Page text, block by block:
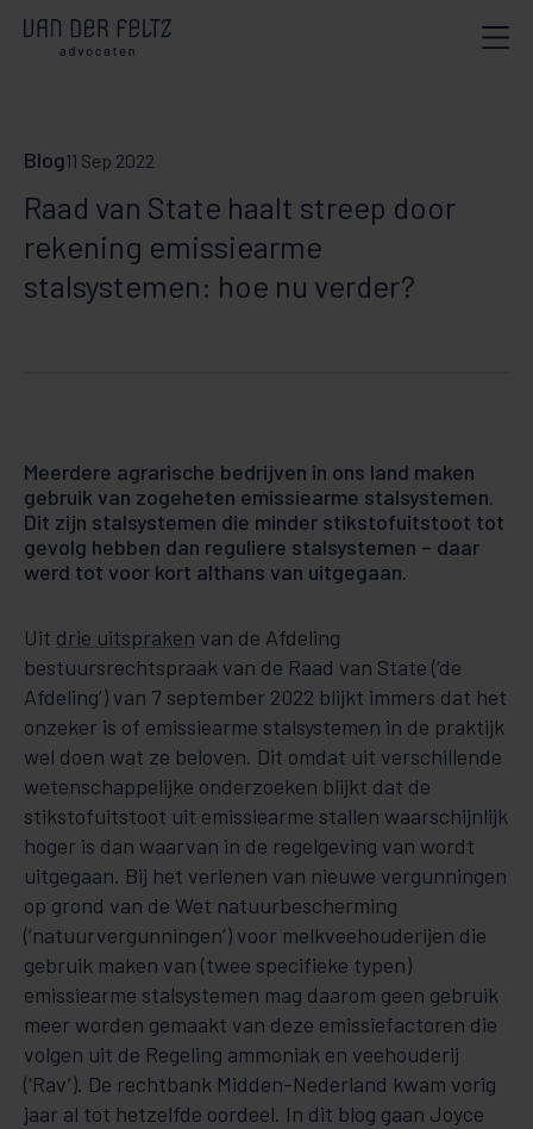
Blog11 Sep 2022
Raad van State haalt streep door
rekening emissiearme
stalsystemen: hoe nu verder?
Meerdere agrarische bedrijven in ons land maken
gebruik van zogeheten emissiearme stalsystemen.
Dit zijn stalsystemen die minder stikstofuitstoot tot
gevolg hebben dan reguliere stalsystemen – daar
werd tot voor kort althans van uitgegaan.
Uit drie uitspraken van de Afdeling
bestuursrechtspraak van de Raad van State (‘de
Afdeling’) van 7 september 2022 blijkt immers dat het
onzeker is of emissiearme stalsystemen in de praktijk
wel doen wat ze beloven. Dit omdat uit verschillende
wetenschappelijke onderzoeken blijkt dat de
stikstofuitstoot uit emissiearme stallen waarschijnlijk
hoger is dan waarvan in de regelgeving van wordt
uitgegaan. Bij het verlenen van nieuwe vergunningen
op grond van de Wet natuurbescherming
(‘natuurvergunningen’) voor melkveehouderijen die
gebruik maken van (twee specifieke typen)
emissiearme stalsystemen mag daarom geen gebruik
meer worden gemaakt van deze emissiefactoren die
volgen uit de Regeling ammoniak en veehouderij
(‘Rav’). De rechtbank Midden-Nederland kwam vorig
jaar al tot hetzelfde oordeel. In dit blog gaan Joyce